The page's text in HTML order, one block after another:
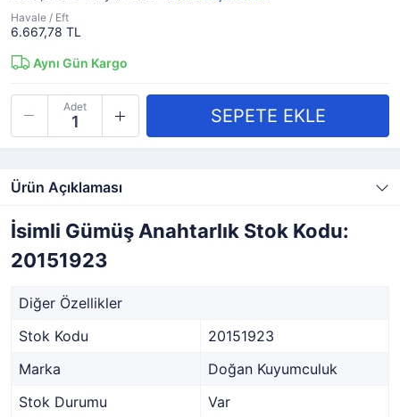
Havale / Eft
6.667,78 TL
Aynı Gün Kargo
Adet
Ürün Açıklaması
İsimli Gümüş Anahtarlık Stok Kodu:
20151923
Diğer Özellikler
Stok Kodu
20151923
Marka
Doğan Kuyumculuk
Stok Durumu
Var